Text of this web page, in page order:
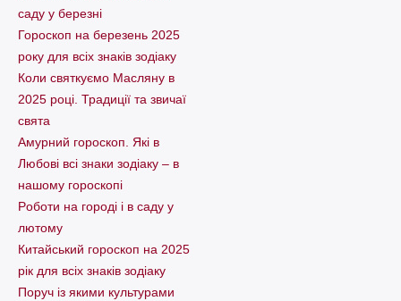
саду у березні
Гороскоп на березень 2025
року для всіх знаків зодіаку
Коли святкуємо Масляну в
2025 році. Традиції та звичаї
свята
Амурний гороскоп. Які в
Любові всі знаки зодіаку – в
нашому гороскопі
Pоботи на городі і в саду у
лютому
Китайський гороскоп на 2025
рік для всіх знаків зодіаку
Поруч із якими культурами